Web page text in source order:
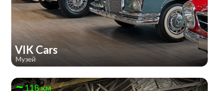
VIK Cars
Музей
118 км